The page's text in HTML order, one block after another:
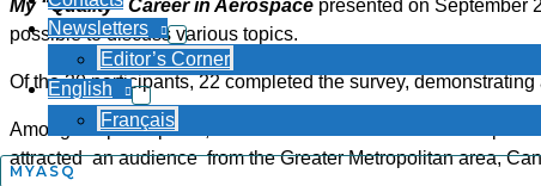
Newsletters
Editor’s Corner
English
Français
MYASQ
My “Quality” Career in Aerospace presented on September
possible to discuss various topics.
Of the 30 participants, 22 completed the survey,
Among the participants, several business sectors were
attracted an audience from the Greater Metropolitan area,